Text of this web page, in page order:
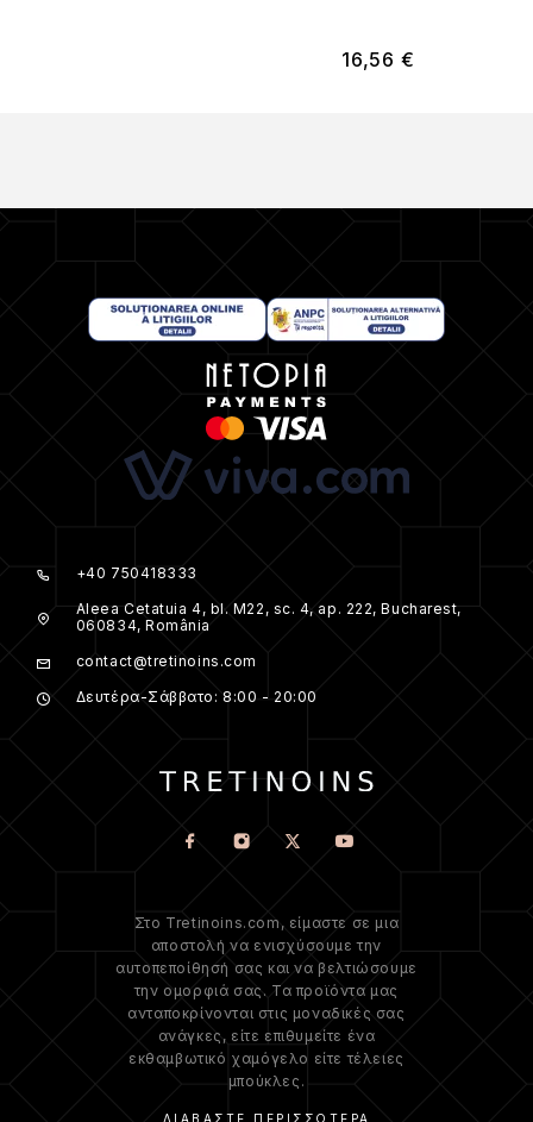
16,56 €
+40 750418333
Aleea Cetatuia 4, bl. M22, sc. 4, ap. 222, Bucharest,
060834, România
contact@tretinoins.com
Δευτέρα-Σάββατο: 8:00 - 20:00
Στο Tretinoins.com, είμαστε σε μια
αποστολή να ενισχύσουμε την
αυτοπεποίθησή σας και να βελτιώσουμε
την ομορφιά σας. Τα προϊόντα μας
ανταποκρίνονται στις μοναδικές σας
ανάγκες, είτε επιθυμείτε ένα
εκθαμβωτικό χαμόγελο είτε τέλειες
μπούκλες.
ΔΙΑΒΆΣΤΕ ΠΕΡΙΣΣΌΤΕΡΑ